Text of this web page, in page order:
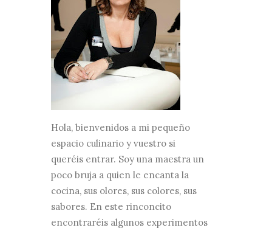
Hola, bienvenidos a mi pequeño
espacio culinario y vuestro si
queréis entrar. Soy una maestra un
poco bruja a quien le encanta la
cocina, sus olores, sus colores, sus
sabores. En este rinconcito
encontraréis algunos experimentos